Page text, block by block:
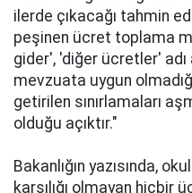
ilerde çıkacağı tahmin
peşinen ücret toplama
gider', 'diğer ücretler' adı
mevzuata uygun
getirilen sınırlamaları
olduğu açıktır."
Bakanlığın yazısında,
karşılığı olmayan hiçbir